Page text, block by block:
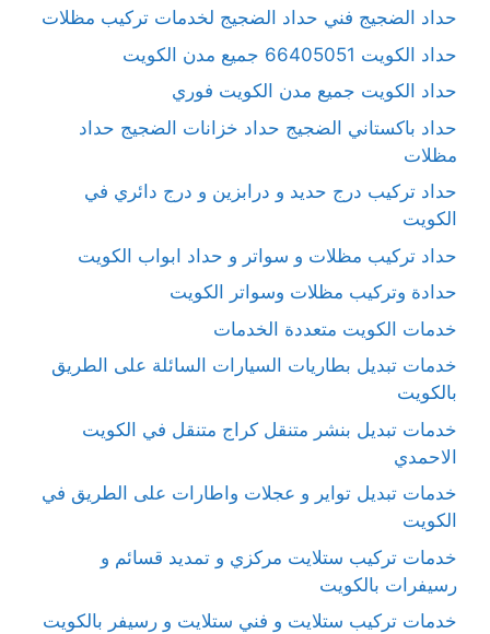
حداد الضجيج فني حداد الضجيج لخدمات تركيب مظلات
حداد الكويت 66405051 جميع مدن الكويت
حداد الكويت جميع مدن الكويت فوري
حداد باكستاني الضجيج حداد خزانات الضجيج حداد
مظلات
حداد تركيب درج حديد و درابزين و درج دائري في
الكويت
حداد تركيب مظلات و سواتر و حداد ابواب الكويت
حدادة وتركيب مظلات وسواتر الكويت
خدمات الكويت متعددة الخدمات
خدمات تبديل بطاريات السيارات السائلة على الطريق
بالكويت
خدمات تبديل بنشر متنقل كراج متنقل في الكويت
الاحمدي
خدمات تبديل تواير و عجلات واطارات على الطريق في
الكويت
خدمات تركيب ستلايت مركزي و تمديد قسائم و
رسيفرات بالكويت
خدمات تركيب ستلايت و فني ستلايت و رسيفر بالكويت